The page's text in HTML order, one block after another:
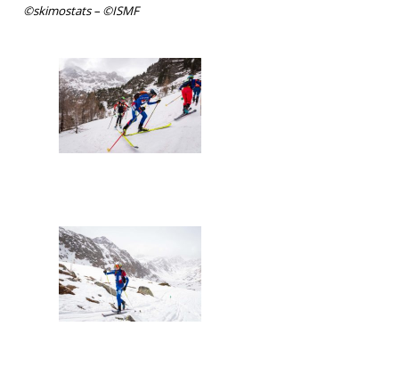
©skimostats – ©ISMF